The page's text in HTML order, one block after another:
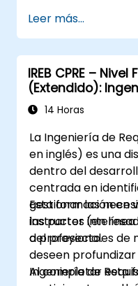
Evaluar
traducir las
iniciativas
Leer más...
IREB CPRE –
(Extendido):
Práctica y
Certificación
14 Horas
La Ingeniería de
en inglés) es una
dentro del
centrada en
gestionar las
las partes
del proyecto.
Esta formación en
instructor (en
a profesionales de
deseen
Ingeniería de
Al completar esta